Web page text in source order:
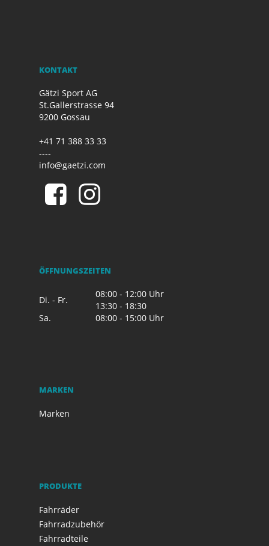
KONTAKT
Gätzi Sport AG
St.Gallerstrasse 94
9200 Gossau
+41 71 388 33 33
----
info@gaetzi.com
ÖFFNUNGSZEITEN
Di. - Fr.
08:00 - 12:00 Uhr
13:30 - 18:30
Sa.
08:00 - 15:00 Uhr
MARKEN
Marken
PRODUKTE
Fahrräder
Fahrradzubehör
Fahrradteile